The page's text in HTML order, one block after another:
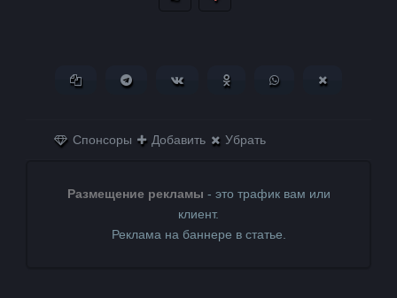
Копировать ссылкуПоделиться в Telegram
Поделиться ВКонтактеПоделиться в
Поделиться в
Спонсоры Добавить Убрать
Размещение рекламы - это трафик вам или
клиент.
Реклама на баннере в статье.